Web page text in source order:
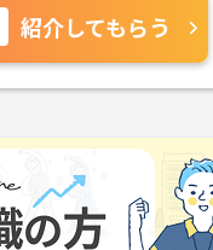
紹介してもらう